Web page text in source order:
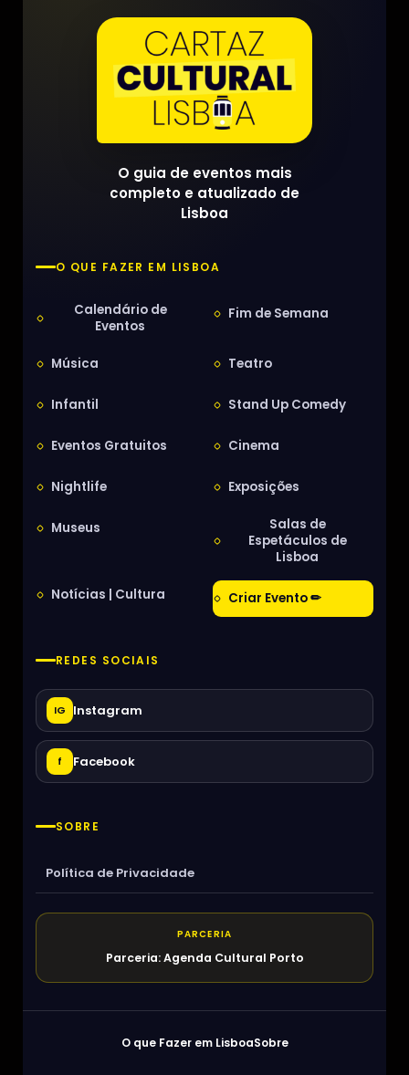
O guia de eventos mais
completo e atualizado de
Lisboa
O QUE FAZER EM LISBOA
Calendário de
Eventos
Fim de Semana
Música Teatro
Infantil Stand Up Comedy
Eventos Gratuitos Cinema
Nightlife Exposições
Museus
Salas de
Espetáculos de
Lisboa
Notícias | Cultura Criar Evento ✏
REDES SOCIAIS
IG Instagram
f Facebook
SOBRE
Política de Privacidade
PARCERIA
Parceria: Agenda Cultural Porto
O que Fazer em LisboaSobre